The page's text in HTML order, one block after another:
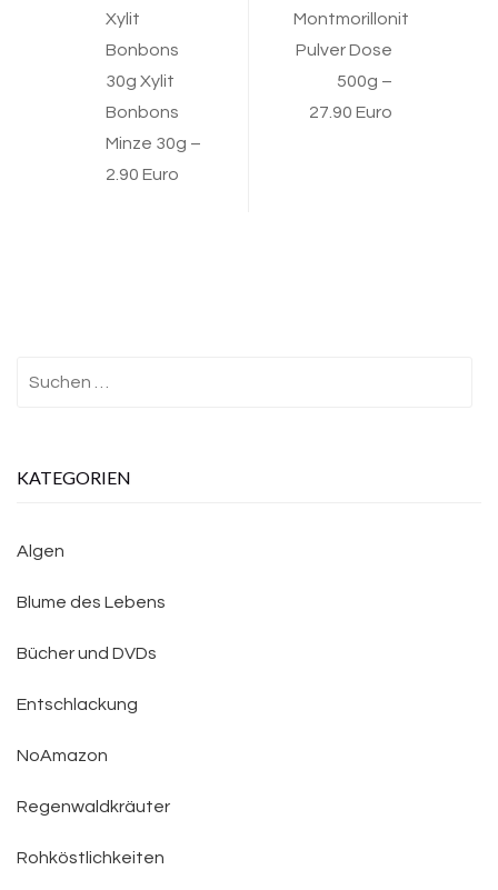
navigation
Xylit
Bonbons
30g Xylit
Bonbons
Minze 30g –
2.90 Euro
Montmorillonit
Pulver Dose
500g –
27.90 Euro
KATEGORIEN
Algen
Blume des Lebens
Bücher und DVDs
Entschlackung
NoAmazon
Regenwaldkräuter
Rohköstlichkeiten